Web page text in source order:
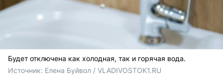
Будет отключена как холодная, так и горячая вода.
Источник: Елена Буйвол / VLADIVOSTOK1.RU